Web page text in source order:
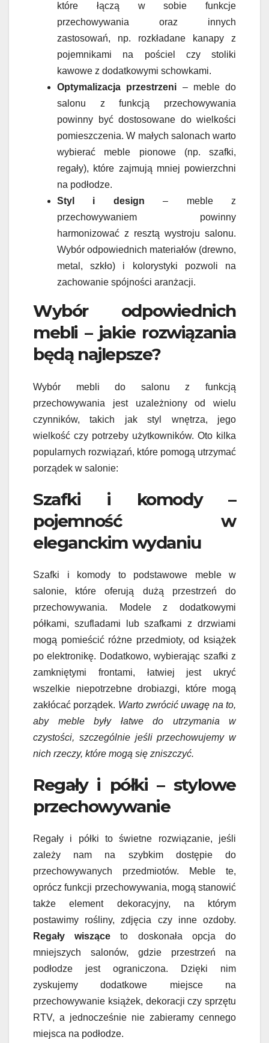
które łączą w sobie funkcje
przechowywania oraz innych
zastosowań, np. rozkładane kanapy z
pojemnikami na pościel czy stoliki
kawowe z dodatkowymi schowkami.
Optymalizacja przestrzeni – meble do
salonu z funkcją przechowywania
powinny być dostosowane do wielkości
pomieszczenia. W małych salonach warto
wybierać meble pionowe (np. szafki,
regały), które zajmują mniej powierzchni
na podłodze.
Styl i design – meble z
przechowywaniem powinny
harmonizować z resztą wystroju salonu.
Wybór odpowiednich materiałów (drewno,
metal, szkło) i kolorystyki pozwoli na
zachowanie spójności aranżacji.
Wybór odpowiednich
mebli – jakie rozwiązania
będą najlepsze?
Wybór mebli do salonu z funkcją
przechowywania jest uzależniony od wielu
czynników, takich jak styl wnętrza, jego
wielkość czy potrzeby użytkowników. Oto kilka
popularnych rozwiązań, które pomogą utrzymać
porządek w salonie:
Szafki i komody –
pojemność w
eleganckim wydaniu
Szafki i komody to podstawowe meble w
salonie, które oferują dużą przestrzeń do
przechowywania. Modele z dodatkowymi
półkami, szufladami lub szafkami z drzwiami
mogą pomieścić różne przedmioty, od książek
po elektronikę. Dodatkowo, wybierając szafki z
zamkniętymi frontami, łatwiej jest ukryć
wszelkie niepotrzebne drobiazgi, które mogą
zakłócać porządek. Warto zwrócić uwagę na to,
aby meble były łatwe do utrzymania w
czystości, szczególnie jeśli przechowujemy w
nich rzeczy, które mogą się zniszczyć.
Regały i półki – stylowe
przechowywanie
Regały i półki to świetne rozwiązanie, jeśli
zależy nam na szybkim dostępie do
przechowywanych przedmiotów. Meble te,
oprócz funkcji przechowywania, mogą stanowić
także element dekoracyjny, na którym
postawimy rośliny, zdjęcia czy inne ozdoby.
Regały wiszące to doskonała opcja do
mniejszych salonów, gdzie przestrzeń na
podłodze jest ograniczona. Dzięki nim
zyskujemy dodatkowe miejsce na
przechowywanie książek, dekoracji czy sprzętu
RTV, a jednocześnie nie zabieramy cennego
miejsca na podłodze.